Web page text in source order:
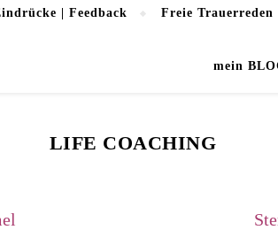
| Feedback Freie
mein
LIFE COACHING